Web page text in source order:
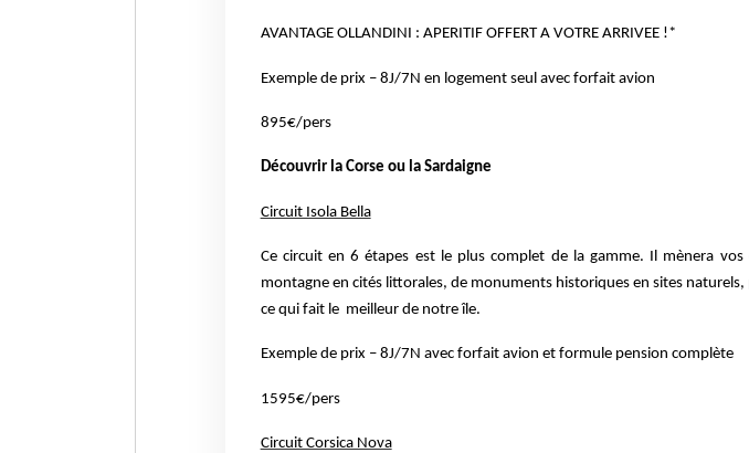
AVANTAGE OLLANDINI : APERITIF OFFERT A VOTRE ARRIVEE !*
Exemple de prix – 8J/7N en logement seul avec forfait avion
895€/pers
Découvrir la Corse ou la Sardaigne
Circuit Isola Bella
Ce circuit en 6 étapes est le plus complet de la gamme. Il mènera vos
montagne en cités littorales, de monuments historiques en sites
ce qui fait le meilleur de notre île.
Exemple de prix – 8J/7N avec forfait avion et formule pension complète
1595€/pers
Circuit Corsica Nova